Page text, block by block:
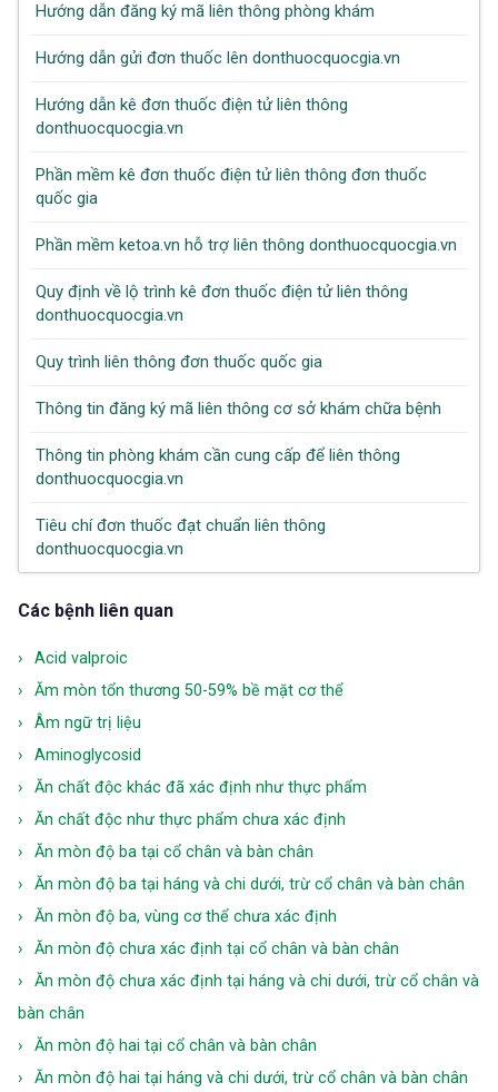
Hướng dẫn đăng ký mã liên thông phòng khám
Hướng dẫn gửi đơn thuốc lên donthuocquocgia.vn
Hướng dẫn kê đơn thuốc điện tử liên thông
donthuocquocgia.vn
Phần mềm kê đơn thuốc điện tử liên thông đơn thuốc
quốc gia
Phần mềm ketoa.vn hỗ trợ liên thông donthuocquocgia.vn
Quy định về lộ trình kê đơn thuốc điện tử liên thông
donthuocquocgia.vn
Quy trình liên thông đơn thuốc quốc gia
Thông tin đăng ký mã liên thông cơ sở khám chữa bệnh
Thông tin phòng khám cần cung cấp để liên thông
donthuocquocgia.vn
Tiêu chí đơn thuốc đạt chuẩn liên thông
donthuocquocgia.vn
Các bệnh liên quan
Acid valproic
Ăm mòn tổn thương 50-59% bề mặt cơ thể
Âm ngữ trị liệu
Aminoglycosid
Ăn chất độc khác đã xác định như thực phẩm
Ăn chất độc như thực phẩm chưa xác định
Ăn mòn độ ba tại cổ chân và bàn chân
Ăn mòn độ ba tại háng và chi dưới, trừ cổ chân và bàn chân
Ăn mòn độ ba, vùng cơ thể chưa xác định
Ăn mòn độ chưa xác định tại cổ chân và bàn chân
Ăn mòn độ chưa xác định tại háng và chi dưới, trừ cổ chân và
bàn chân
Ăn mòn độ hai tại cổ chân và bàn chân
Ăn mòn độ hai tại háng và chi dưới, trừ cổ chân và bàn chân